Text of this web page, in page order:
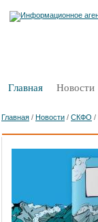
Главная Новости
Главная / Новости / СКФО /